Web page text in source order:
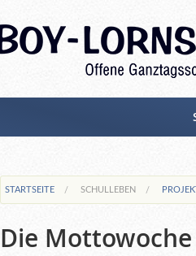
STARTSEITE SCHULLEBEN
Die